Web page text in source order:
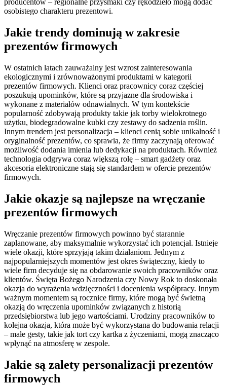
producentów – regionalne przysmaki czy rękodzieło mogą dodać
osobistego charakteru prezentowi.
Jakie trendy dominują w zakresie
prezentów firmowych
W ostatnich latach zauważalny jest wzrost zainteresowania
ekologicznymi i zrównoważonymi produktami w kategorii
prezentów firmowych. Klienci oraz pracownicy coraz częściej
poszukują upominków, które są przyjazne dla środowiska i
wykonane z materiałów odnawialnych. W tym kontekście
popularność zdobywają produkty takie jak torby wielokrotnego
użytku, biodegradowalne kubki czy zestawy do sadzenia roślin.
Innym trendem jest personalizacja – klienci cenią sobie unikalność i
oryginalność prezentów, co sprawia, że firmy zaczynają oferować
możliwość dodania imienia lub dedykacji na produktach. Również
technologia odgrywa coraz większą rolę – smart gadżety oraz
akcesoria elektroniczne stają się standardem w ofercie prezentów
firmowych.
Jakie okazje są najlepsze na wręczanie
prezentów firmowych
Wręczanie prezentów firmowych powinno być starannie
zaplanowane, aby maksymalnie wykorzystać ich potencjał. Istnieje
wiele okazji, które sprzyjają takim działaniom. Jednym z
najpopularniejszych momentów jest okres świąteczny, kiedy to
wiele firm decyduje się na obdarowanie swoich pracowników oraz
klientów. Święta Bożego Narodzenia czy Nowy Rok to doskonała
okazja do wyrażenia wdzięczności i docenienia współpracy. Innym
ważnym momentem są rocznice firmy, które mogą być świetną
okazją do wręczenia upominków związanych z historią
przedsiębiorstwa lub jego wartościami. Urodziny pracowników to
kolejna okazja, która może być wykorzystana do budowania relacji
– małe gesty, takie jak tort czy kartka z życzeniami, mogą znacząco
wpłynąć na atmosferę w zespole.
Jakie są zalety personalizacji prezentów
firmowych